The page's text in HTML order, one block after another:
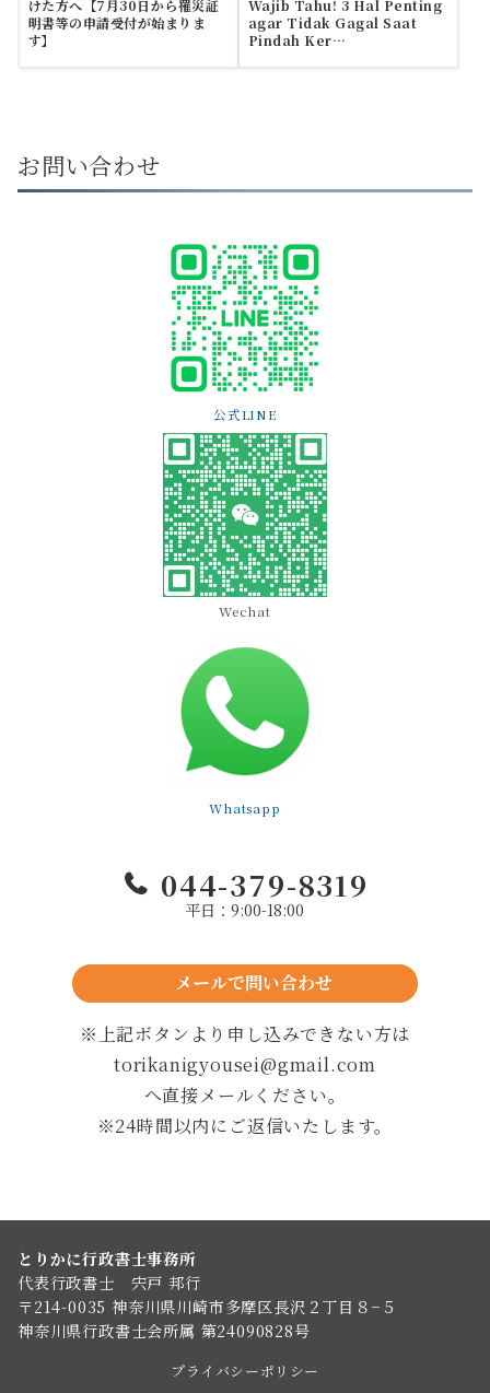
けた方へ【7月30日から罹災証
明書等の申請受付が始まりま
す】
Wajib Tahu! 3 Hal Penting
agar Tidak Gagal Saat
Pindah Ker…
お問い合わせ
公式LINE
Wechat
Whatsapp
044-379-8319
平日：9:00-18:00
メールで問い合わせ
※上記ボタンより申し込みできない方は
torikanigyousei@gmail.com
へ直接メールください。
※24時間以内にご返信いたします。
とりかに行政書士事務所
代表行政書士 宍戸 邦行
〒214-0035 神奈川県川崎市多摩区長沢２丁目８−５
神奈川県行政書士会所属 第24090828号
プライバシーポリシー